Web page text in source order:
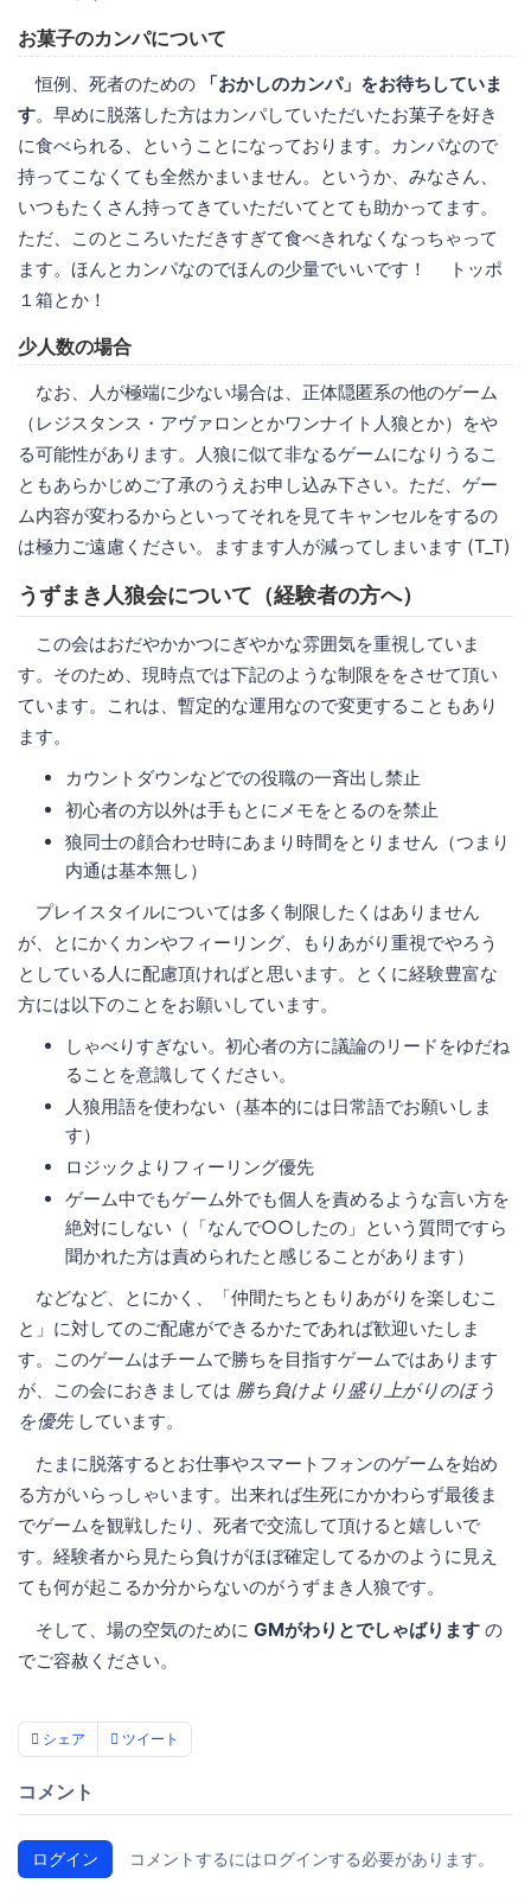
お菓子のカンパについて
恒例、死者のための
「おかしのカンパ」をお待ちしていま
す。早めに脱落した方はカンパしていただいたお菓子を好き
に食べられる、ということになっております。カンパなので
持ってこなくても全然かまいません。というか、みなさん、
いつもたくさん持ってきていただいてとても助かってます。
ただ、このところいただきすぎて食べきれなくなっちゃって
ます。ほんとカンパなのでほんの少量でいいです！ トッポ
１箱とか！
少人数の場合
なお、人が極端に少ない場合は、正体隠匿系の他のゲーム
（レジスタンス・アヴァロンとかワンナイト人狼とか）をや
る可能性があります。人狼に似て非なるゲームになりうるこ
ともあらかじめご了承のうえお申し込み下さい。ただ、ゲー
ム内容が変わるからといってそれを見てキャンセルをするの
は極力ご遠慮ください。ますます人が減ってしまいます (T_T)
うずまき人狼会について（経験者の方へ）
この会はおだやかかつにぎやかな雰囲気を重視していま
す。そのため、現時点では下記のような制限ををさせて頂い
ています。これは、暫定的な運用なので変更することもあり
ます。
カウントダウンなどでの役職の一斉出し禁止
初心者の方以外は手もとにメモをとるのを禁止
狼同士の顔合わせ時にあまり時間をとりません（つまり
内通は基本無し）
プレイスタイルについては多く制限したくはありません
が、とにかくカンやフィーリング、もりあがり重視でやろう
としている人に配慮頂ければと思います。とくに経験豊富な
方には以下のことをお願いしています。
しゃべりすぎない。初心者の方に議論のリードをゆだね
ることを意識してください。
人狼用語を使わない（基本的には日常語でお願いしま
す）
ロジックよりフィーリング優先
ゲーム中でもゲーム外でも個人を責めるような言い方を
絶対にしない（「なんで○○したの」という質問ですら
聞かれた方は責められたと感じることがあります）
などなど、とにかく、「仲間たちともりあがりを楽しむこ
と」に対してのご配慮ができるかたであれば歓迎いたしま
す。このゲームはチームで勝ちを目指すゲームではあります
が、この会におきましては 勝ち負けより盛り上がりのほう
を優先しています。
たまに脱落するとお仕事やスマートフォンのゲームを始め
る方がいらっしゃいます。出来れば生死にかかわらず最後ま
でゲームを観戦したり、死者で交流して頂けると嬉しいで
す。経験者から見たら負けがほぼ確定してるかのように見え
ても何が起こるか分からないのがうずまき人狼です。
そして、場の空気のために GMがわりとでしゃばります の
でご容赦ください。
シェア ツイート
コメント
ログイン コメントするにはログインする必要があります。